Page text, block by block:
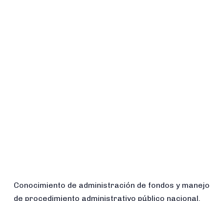
Conocimiento de administración de fondos y manejo
de procedimiento administrativo público nacional.